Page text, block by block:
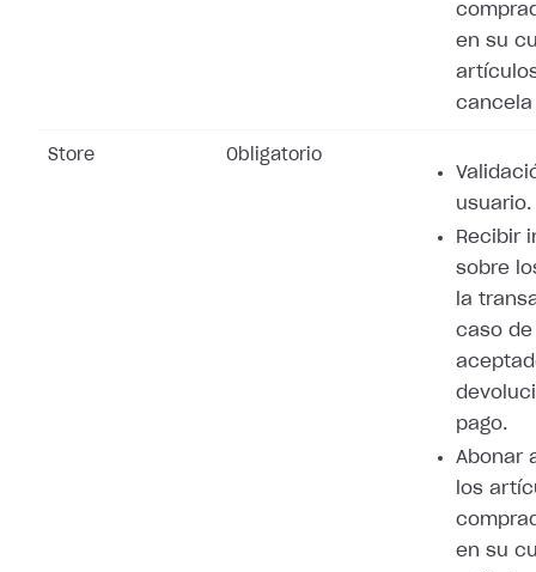
en su
cancela
Store Obligatorio
usuario.
Recibir
sobre
la
caso de
pago.
Abonar
los
en su